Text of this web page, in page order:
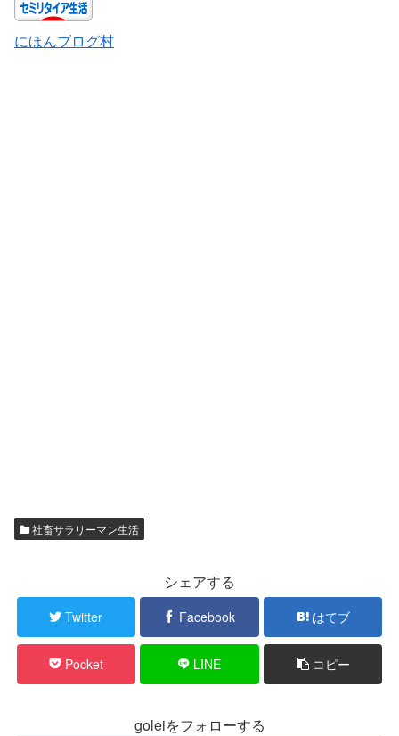
にほんブログ村
社畜サラリーマン生活
シェアする
Twitter Facebook はてブ
Pocket LINE コピー
goleiをフォローする